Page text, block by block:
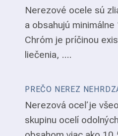
Nerezové ocele sú
a obsahujú
Chróm je príčinou
liečenia, ....
PREČO NEREZ
Nerezová oceľ je
skupinu ocelí